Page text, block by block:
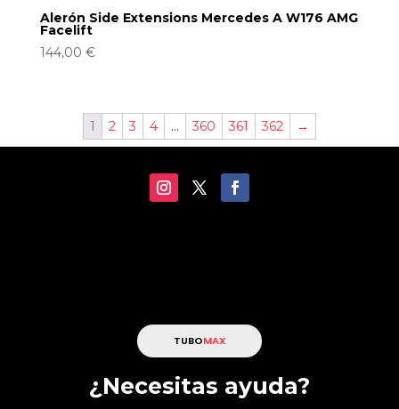
Alerón Side Extensions Mercedes A W176 AMG
Facelift
144,00 €
1 2 3 4 … 360 361 362 →
TUBOMAX
¿Necesitas ayuda?